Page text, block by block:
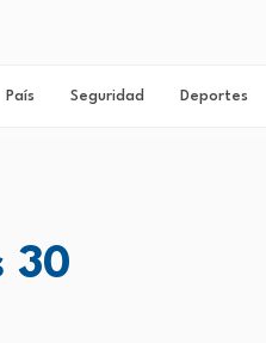
País Seguridad Deportes
30